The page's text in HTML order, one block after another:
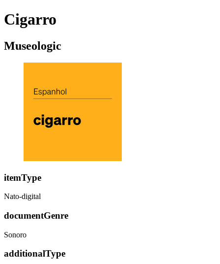
Cigarro
Museologic
itemType
Nato-digital
documentGenre
Sonoro
additionalType